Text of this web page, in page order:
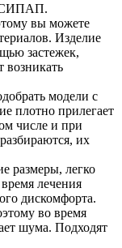
СИПАП.
вы можете
Изделие
застежек,
возникать
модели с
плотно прилегает
числе и при
их
размеры, легко
лечения
дискомфорта.
во время
шума. Подходят